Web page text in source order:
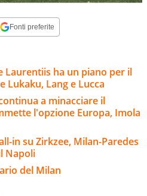
Fonti preferite
Laurentiis ha un piano per il
Lukaku, Lang e Lucca
a minacciare il
l'opzione Europa, Imola
in su Zirkzee, Milan-Paredes
Napoli
del Milan